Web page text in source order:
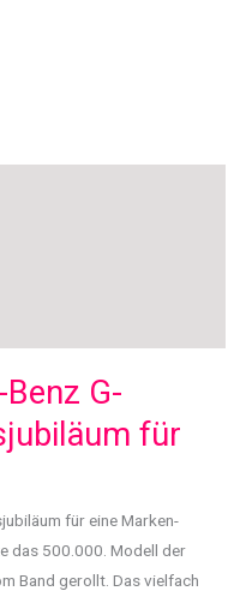
G-
für
für eine Marken-
das 500.000. Modell der
Band gerollt. Das vielfach